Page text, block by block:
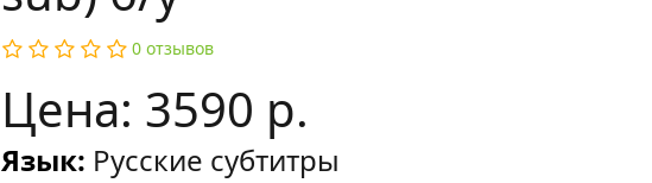
0 отзывов
Цена: 3590 р.
Язык: Русские субтитры